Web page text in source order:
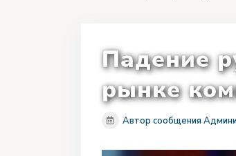
Падение
рынке
Автор сообщения